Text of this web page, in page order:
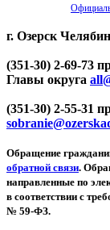
г. Озерск
(351-30) 2-69-73
Главы округа
(351-30) 2-55-31
Обращение
обратной связи.
направленные по
в соответствии с
№ 59-ФЗ.